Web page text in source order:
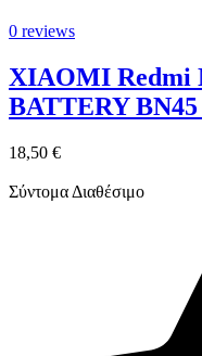
0 reviews
XIAOMI Redmi
BATTERY
18,50 €
Σύντομα Διαθέσιμο